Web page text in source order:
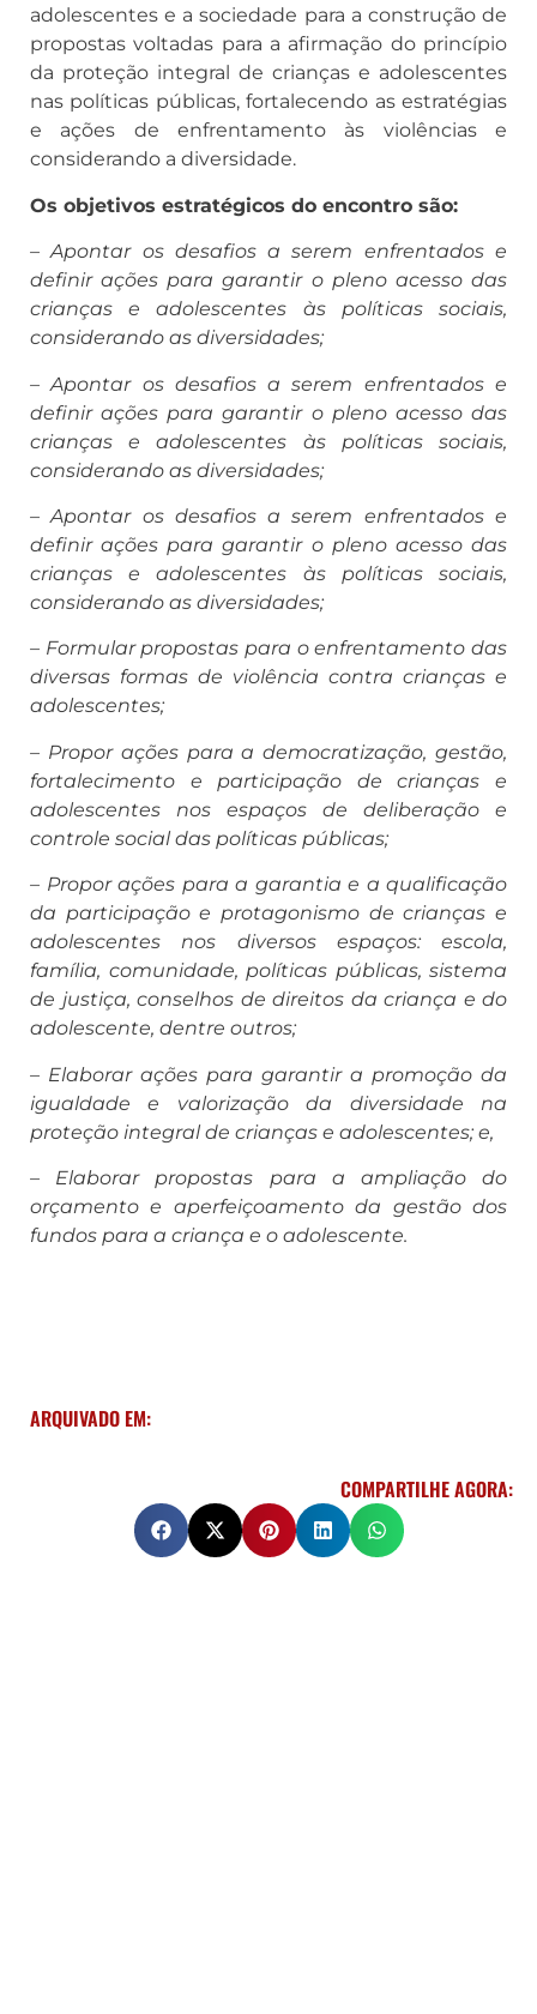
adolescentes e a sociedade para a construção de
propostas voltadas para a afirmação do princípio
da proteção integral de crianças e adolescentes
nas políticas públicas, fortalecendo as estratégias
e ações de enfrentamento às violências e
considerando a diversidade.
Os objetivos estratégicos do encontro são:
– Apontar os desafios a serem enfrentados e
definir ações para garantir o pleno acesso das
crianças e adolescentes às políticas sociais,
considerando as diversidades;
– Apontar os desafios a serem enfrentados e
definir ações para garantir o pleno acesso das
crianças e adolescentes às políticas sociais,
considerando as diversidades;
– Apontar os desafios a serem enfrentados e
definir ações para garantir o pleno acesso das
crianças e adolescentes às políticas sociais,
considerando as diversidades;
– Formular propostas para o enfrentamento das
diversas formas de violência contra crianças e
adolescentes;
– Propor ações para a democratização, gestão,
fortalecimento e participação de crianças e
adolescentes nos espaços de deliberação e
controle social das políticas públicas;
– Propor ações para a garantia e a qualificação
da participação e protagonismo de crianças e
adolescentes nos diversos espaços: escola,
família, comunidade, políticas públicas, sistema
de justiça, conselhos de direitos da criança e do
adolescente, dentre outros;
– Elaborar ações para garantir a promoção da
igualdade e valorização da diversidade na
proteção integral de crianças e adolescentes; e,
– Elaborar propostas para a ampliação do
orçamento e aperfeiçoamento da gestão dos
fundos para a criança e o adolescente.
ARQUIVADO EM:
COMPARTILHE AGORA: